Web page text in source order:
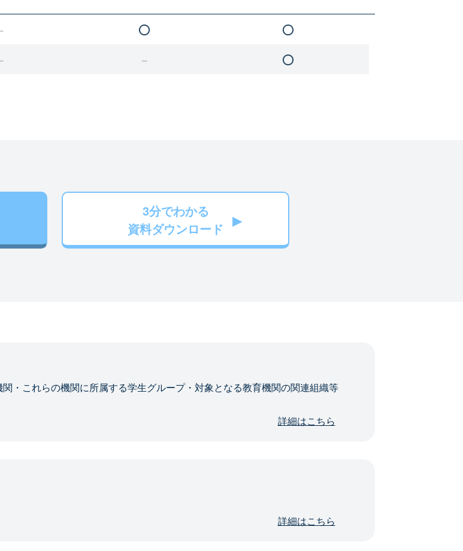
3分でわかる
資料ダウンロード
・これらの機関に所属する学生グループ・対象となる教育機関の関連組織等
詳細はこちら
詳細はこちら